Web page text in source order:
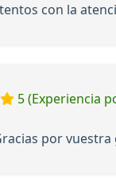
con la
5 (Experiencia
por vuestra